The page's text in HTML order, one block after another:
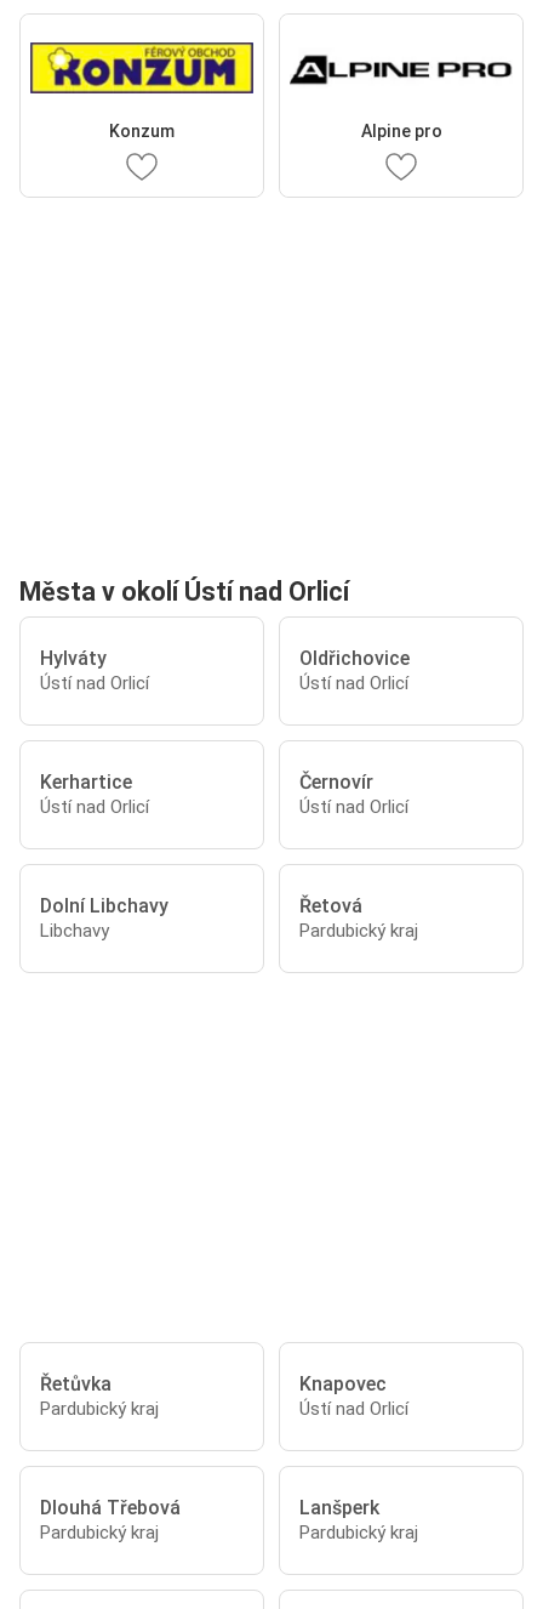
Konzum Alpine pro
Města v okolí Ústí nad Orlicí
Hylváty
Ústí nad Orlicí
Oldřichovice
Ústí nad Orlicí
Kerhartice
Ústí nad Orlicí
Černovír
Ústí nad Orlicí
Dolní Libchavy
Libchavy
Řetová
Pardubický kraj
Řetůvka
Pardubický kraj
Knapovec
Ústí nad Orlicí
Dlouhá Třebová
Pardubický kraj
Lanšperk
Pardubický kraj